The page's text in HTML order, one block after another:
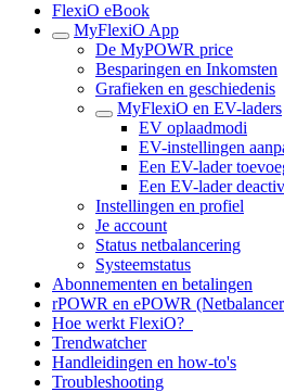
FlexiO eBook
MyFlexiO App
De MyPOWR price
Besparingen en Inkomsten
Grafieken en geschiedenis
MyFlexiO en EV-laders
EV oplaadmodi
EV-instellingen
Een EV-lader
Een EV-lader
Instellingen en profiel
Je account
Status netbalancering
Systeemstatus
Abonnementen en betalingen
rPOWR en ePOWR
Hoe werkt FlexiO?
Trendwatcher
Handleidingen en how-to's
Troubleshooting